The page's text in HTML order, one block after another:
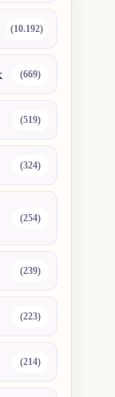
(10.192)
(669)
(519)
(324)
(254)
(239)
(223)
(214)